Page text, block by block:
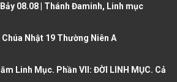
a
08.08 | Thánh Đaminh, Linh mục
Nhật 19 Thường Niên A
Linh Mục. Phần VII: ĐỜI LINH MỤC. Cả